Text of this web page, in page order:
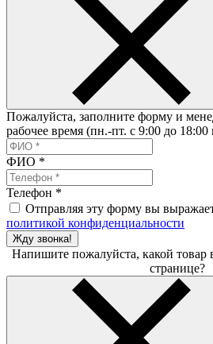
Пожалуйста, заполните форму и
рабочее время (пн.-пт. с 9:00 до
ФИО *
Телефон *
Отправляя эту форму вы
политикой конфиденциальности
Жду звонка!
Напишите пожалуйста, какой товар
странице?